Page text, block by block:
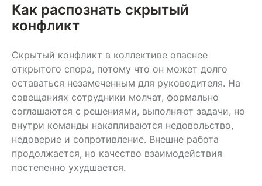
Как распознать скрытый
конфликт
Скрытый конфликт в коллективе опаснее
открытого спора, потому что он может долго
оставаться незамеченным для руководителя. На
совещаниях сотрудники молчат, формально
соглашаются с решениями, выполняют задачи, но
внутри команды накапливаются недовольство,
недоверие и сопротивление. Внешне работа
продолжается, но качество взаимодействия
постепенно ухудшается.